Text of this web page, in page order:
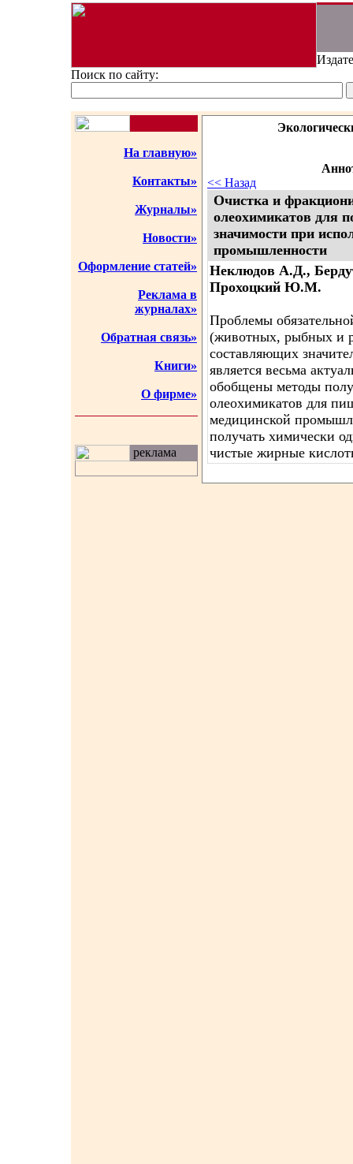
Поиск по сайту:
На главную»
Контакты»
Журналы»
Новости»
Оформление статей»
Реклама в
журналах»
Обратная связь»
Книги»
О фирме»
реклама
<< Назад
Очистка и
олеохимикатов для
значимости при
промышленности
Неклюдов А.Д.,
Прохоцкий Ю.М.
Проблемы
(животных, рыбных и
составляющих
является весьма
обобщены методы
олеохимикатов для
медицинской
получать химически
чистые жирные